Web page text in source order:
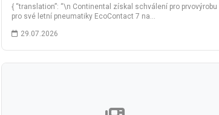
{ “translation”: “\n Continental získal schválení pro prvovýrobu
pro své letní pneumatiky EcoContact 7 na…
29.07.2026